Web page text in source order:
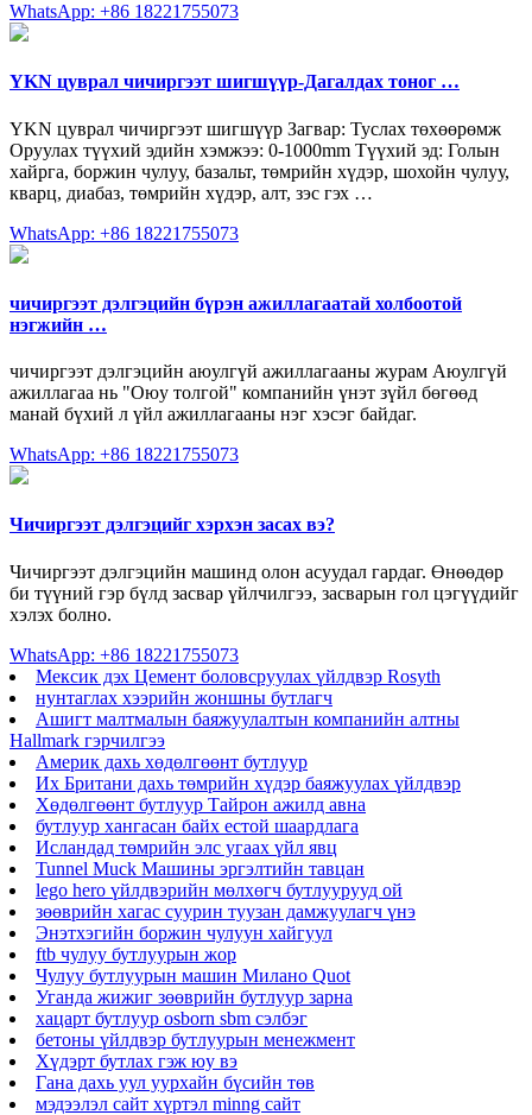
WhatsApp: +86 18221755073
YKN цуврал чичиргээт шигшүүр-Дагалдах тоног …
YKN цуврал чичиргээт шигшүүр Загвар: Туслах төхөөрөмж
Оруулах түүхий эдийн хэмжээ: 0-1000mm Түүхий эд: Голын
хайрга, боржин чулуу, базальт, төмрийн хүдэр, шохойн чулуу,
кварц, диабаз, төмрийн хүдэр, алт, зэс гэх …
WhatsApp: +86 18221755073
чичиргээт дэлгэцийн бүрэн ажиллагаатай холбоотой
нэгжийн …
чичиргээт дэлгэцийн аюулгүй ажиллагааны журам Аюулгүй
ажиллагаа нь "Оюу толгой" компанийн үнэт зүйл бөгөөд
манай бүхий л үйл ажиллагааны нэг хэсэг байдаг.
WhatsApp: +86 18221755073
Чичиргээт дэлгэцийг хэрхэн засах вэ?
Чичиргээт дэлгэцийн машинд олон асуудал гардаг. Өнөөдөр
би түүний гэр бүлд засвар үйлчилгээ, засварын гол цэгүүдийг
хэлэх болно.
WhatsApp: +86 18221755073
Мексик дэх Цемент боловсруулах үйлдвэр Rosyth
нунтаглах хээрийн жоншны бутлагч
Ашигт малтмалын баяжуулалтын компанийн алтны
Hallmark гэрчилгээ
Америк дахь хөдөлгөөнт бутлуур
Их Британи дахь төмрийн хүдэр баяжуулах үйлдвэр
Хөдөлгөөнт бутлуур Тайрон ажилд авна
бутлуур хангасан байх естой шаардлага
Исландад төмрийн элс угаах үйл явц
Tunnel Muck Машины эргэлтийн тавцан
lego hero үйлдвэрийн мөлхөгч бутлуурууд ой
зөөврийн хагас суурин туузан дамжуулагч үнэ
Энэтхэгийн боржин чулуун хайгуул
ftb чулуу бутлуурын жор
Чулуу бутлуурын машин Милано Quot
Уганда жижиг зөөврийн бутлуур зарна
хацарт бутлуур osborn sbm сэлбэг
бетоны үйлдвэр бутлуурын менежмент
Хүдэрт бутлах гэж юу вэ
Гана дахь уул уурхайн бүсийн төв
мэдээлэл сайт хүртэл minng сайт